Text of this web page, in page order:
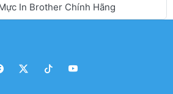
In Brother Chính Hãng